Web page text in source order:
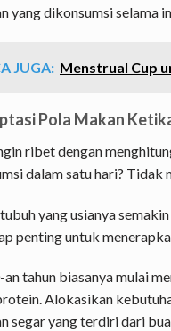
yang dikonsumsi selama
JUGA: Menstrual Cup
Pola Makan
ribet dengan
dalam satu hari? Tidak
yang usianya
penting untuk
an tahun biasanya mulai
Alokasikan
segar yang terdiri dari